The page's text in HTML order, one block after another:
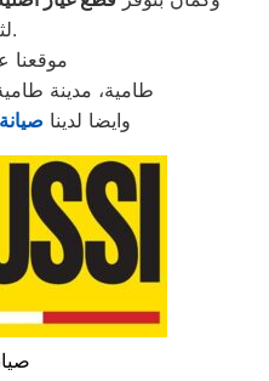
لثلاجتك.
موقعنا
طامية، مدينة
وايضا لدينا